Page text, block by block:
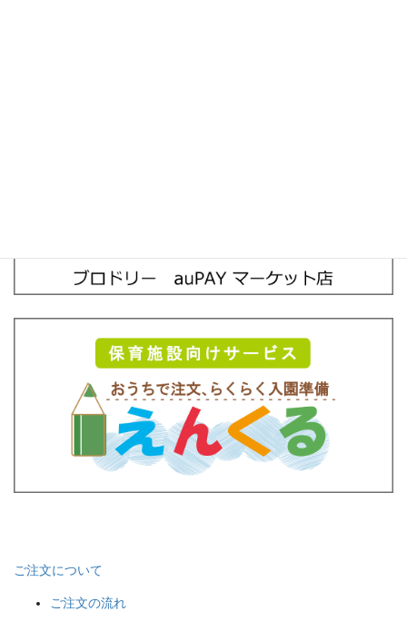
ご注文について
ご注文の流れ